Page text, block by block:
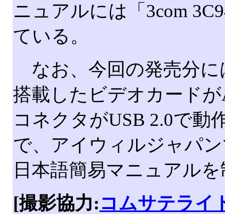
ニュアルには「3com
ている。
なお、今回の発売分に
搭載したビデオカード
コネクタがUSB 2.0で動
で、アイウィルジャパ
日本語簡易マニュアル
[撮影協力:コムサテライ